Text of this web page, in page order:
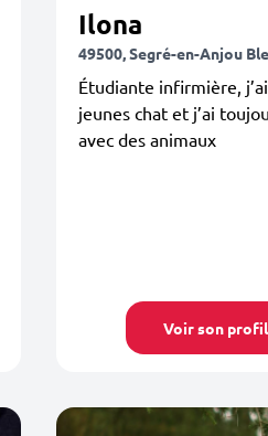
Ilona
49500, Segré-en-Anjou
Étudiante infirmière,
jeunes chat et j’ai
avec des animaux
Voir son profil